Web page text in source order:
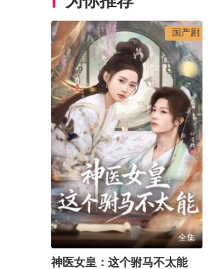
国产剧
全集
神医女皇：这个驸马不太能